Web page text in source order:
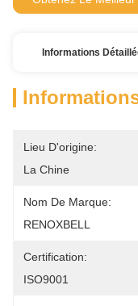
Informations
Lieu D'origine:
La Chine
Nom De Marque:
RENOXBELL
Certification:
ISO9001